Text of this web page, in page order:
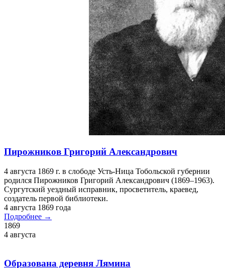
Ярмарки в Сургутском уезде
Во второй половине XIX века в регионе началось развитие
ярмарок: Сургутской, Ларьякской, Юганской. Основным
промысловым зверем была белка, которая служила главной